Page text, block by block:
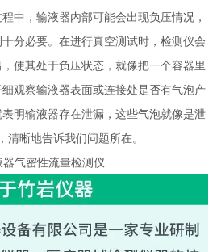
中，输液器内部可能会出现负压情况，
分必要。在进行真空测试时，检测仪会
使其处于负压状态，就像把一个容器里
观察输液器表面或连接处是否有气泡产
明输液器存在泄漏，这些气泡就像是泄
清晰地告诉我们问题所在。